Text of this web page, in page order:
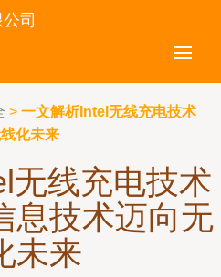
司
> 一文解析Intel无线充电技术
化未来
无线充电技术
息技术迈向无
未来